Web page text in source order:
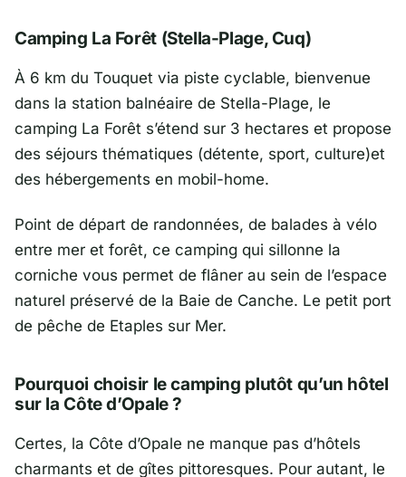
Camping La Forêt (Stella-Plage, Cuq)
À 6 km du Touquet via piste cyclable, bienvenue
dans la station balnéaire de Stella-Plage, le
camping La Forêt s’étend sur 3 hectares et propose
des séjours thématiques (détente, sport, culture)et
des hébergements en mobil-home.
Point de départ de randonnées, de balades à vélo
entre mer et forêt, ce camping qui sillonne la
corniche vous permet de flâner au sein de l’espace
naturel préservé de la Baie de Canche. Le petit port
de pêche de Etaples sur Mer.
Pourquoi choisir le camping plutôt qu’un hôtel
sur la Côte d’Opale ?
Certes, la Côte d’Opale ne manque pas d’hôtels
charmants et de gîtes pittoresques. Pour autant, le